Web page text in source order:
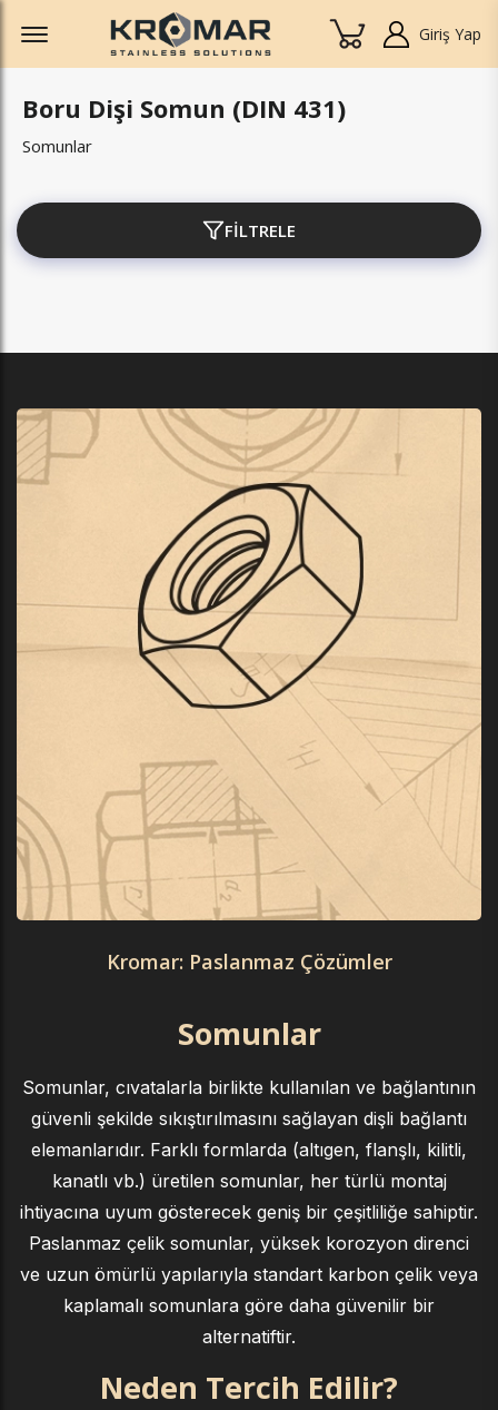
Offcanvas Menu Open
Giriş Yap
Boru Dişi Somun (DIN 431)
Somunlar
FİLTRELE
Kromar: Paslanmaz Çözümler
Somunlar
Somunlar, cıvatalarla birlikte kullanılan ve bağlantının
güvenli şekilde sıkıştırılmasını sağlayan dişli bağlantı
elemanlarıdır. Farklı formlarda (altıgen, flanşlı, kilitli,
kanatlı vb.) üretilen somunlar, her türlü montaj
ihtiyacına uyum gösterecek geniş bir çeşitliliğe sahiptir.
Paslanmaz çelik somunlar, yüksek korozyon direnci
ve uzun ömürlü yapılarıyla standart karbon çelik veya
kaplamalı somunlara göre daha güvenilir bir
alternatiftir.
Neden Tercih Edilir?